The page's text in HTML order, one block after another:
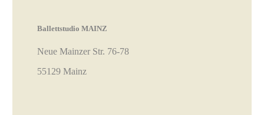
Ballettstudio MAINZ
Neue Mainzer Str. 76-78
55129 Mainz